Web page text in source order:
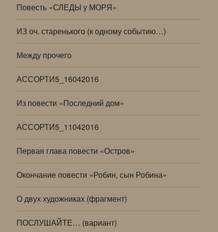
Повесть «СЛЕДЫ у МОРЯ»
ИЗ оч. старенького (к одному событию…)
Между прочего
АССОРТИ5_16042016
Из повести «Последний дом»
АССОРТИ5_11042016
Первая глава повести «Остров»
Окончание повести «Робин, сын Робина»
О двух художниках (фрагмент)
ПОСЛУШАЙТЕ… (вариант)